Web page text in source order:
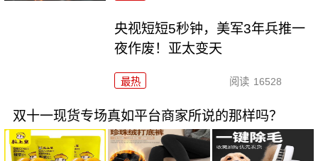
央视短短5秒钟，美军3年兵推一
夜作废！亚太变天
最热 阅读 16528
双十一现货专场真如平台商家所说的那样吗？